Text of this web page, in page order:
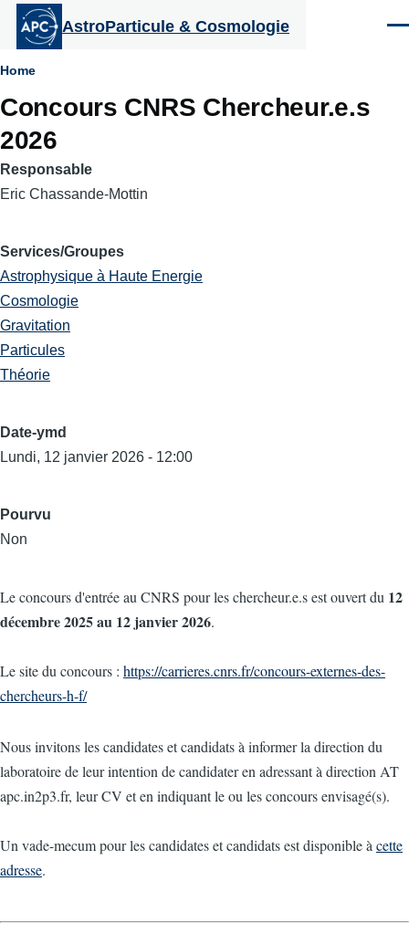
Aller au contenu principal
AstroParticule & Cosmologie
Fil
d'Ariane
Home
Concours CNRS Chercheur.e.s
2026
Responsable
Eric Chassande-Mottin
Services/Groupes
Astrophysique à Haute Energie
Cosmologie
Gravitation
Particules
Théorie
Date-ymd
Lundi, 12 janvier 2026 - 12:00
Pourvu
Non
Le concours d'entrée au CNRS pour les chercheur.e.s est ouvert du 12
décembre 2025 au 12 janvier 2026.
Le site du concours : https://carrieres.cnrs.fr/concours-externes-des-
chercheurs-h-f/
Nous invitons les candidates et candidats à informer la direction du
laboratoire de leur intention de candidater en adressant à direction AT
apc.in2p3.fr, leur CV et en indiquant le ou les concours envisagé(s).
Un vade-mecum pour les candidates et candidats est disponible à cette
adresse.